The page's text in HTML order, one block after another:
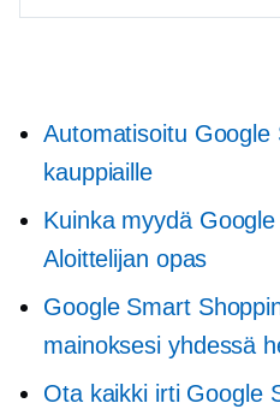
Automatisoitu Google
kauppiaille
Kuinka myydä
Aloittelijan opas
Google Smart
mainoksesi yhdessä
Ota kaikki irti Google